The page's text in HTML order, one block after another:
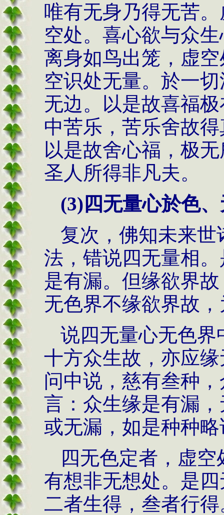
唯有无身乃得无苦
空处。喜心欲与众
离身如鸟出笼，虚
空识处无量。於一
无边。以是故喜福
中苦乐，苦乐舍故
以是故舍心福，极
圣人所得非凡夫。
(3) 四无量心於色
复次，佛知未来
法，错说四无量相
是有漏。但缘欲界
无色界不缘欲界故
说四无量心无色
十方众生故，亦应
问中说，慈有叁种
言：众生缘是有漏
或无漏，如是种种
四无色定者，虚
有想非无想处。是
二者生得，叁者行